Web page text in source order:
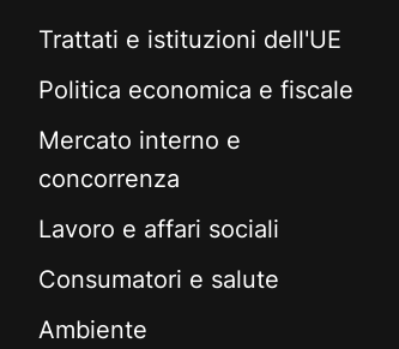
Trattati e istituzioni dell'UE
Politica economica e fiscale
Mercato interno e
concorrenza
Lavoro e affari sociali
Consumatori e salute
Ambiente